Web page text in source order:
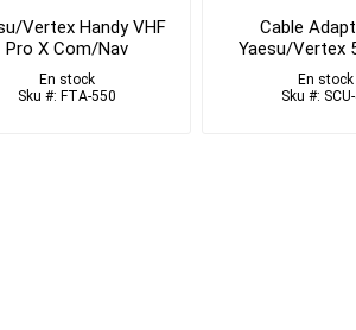
Vertex Handy VHF
Pro X Com/Nav
En stock
Sku #: FTA-550
Cable
Yaesu/Vertex
En stock
Sku #: